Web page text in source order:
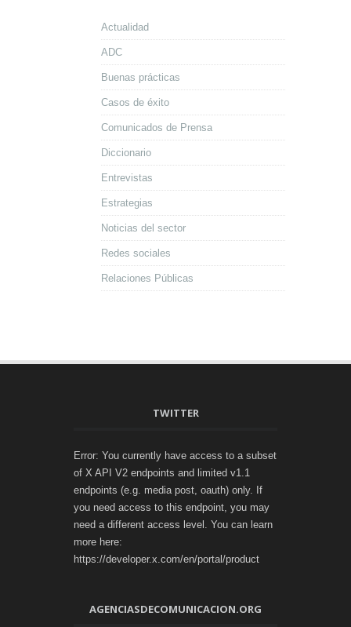
Actualidad
ADC
Buenas prácticas
Casos de éxito
Comunicados de Prensa
Diccionario
Entrevistas
Estrategias
Noticias del sector
Redes sociales
Relaciones Públicas
TWITTER
Error: You currently have access to a subset
of X API V2 endpoints and limited v1.1
endpoints (e.g. media post, oauth) only. If
you need access to this endpoint, you may
need a different access level. You can learn
more here:
https://developer.x.com/en/portal/product
AGENCIASDECOMUNICACION.ORG